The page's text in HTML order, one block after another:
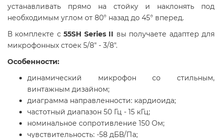
устанавливать прямо на стойку и наклонять под
необходимым углом от 80° назад до 45° вперед.
В комплекте с55SH Series II вы получаете адаптер для
микрофонных стоек 5/8" - 3/8".
Особенности:
динамический микрофон со стильным,
винтажным дизайном;
диаграмма направленности: кардиоида;
частотный диапазон 50 Гц - 15 кГц;
номинальное сопротивление 150 Ом;
чувствительность: -58 дБВ/Па;